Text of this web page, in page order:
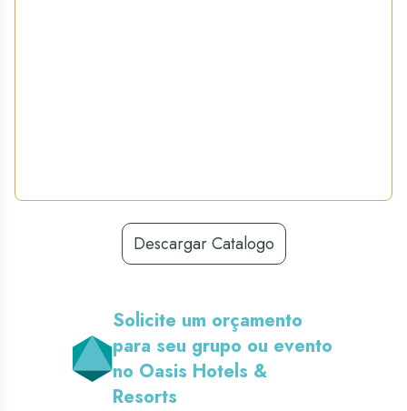
Descargar Catalogo
Solicite um orçamento
para seu grupo ou evento
no Oasis Hotels &
Resorts